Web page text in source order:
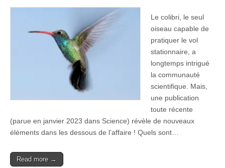
Le colibri, le seul
oiseau capable de
pratiquer le vol
stationnaire, a
longtemps intrigué
la communauté
scientifique. Mais,
une publication
toute récente
(parue en janvier 2023 dans Science) révèle de nouveaux
éléments dans les dessous de l’affaire ! Quels sont…
Read more →